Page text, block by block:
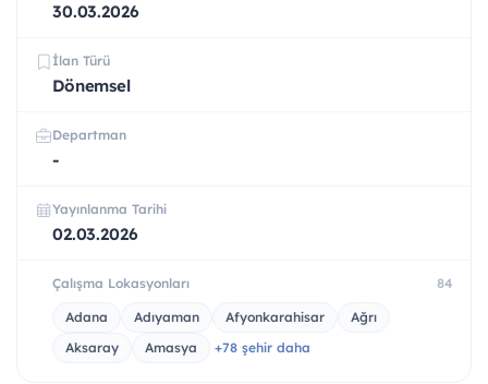
30.03.2026
İlan Türü
Dönemsel
Departman
-
Yayınlanma Tarihi
02.03.2026
Çalışma Lokasyonları 84
Adana Adıyaman Afyonkarahisar
Ağrı
Aksaray
Amasya +78 şehir daha